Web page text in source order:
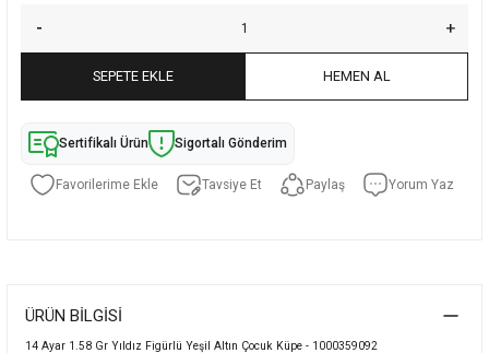
SEPETE EKLE HEMEN AL
Sertifikalı Ürün Sigortalı Gönderim
Tavsiye Et Paylaş Yorum Yaz
ÜRÜN BILGISI
14 Ayar 1.58 Gr Yıldız Figürlü Yeşil Altın Çocuk Küpe - 1000359092